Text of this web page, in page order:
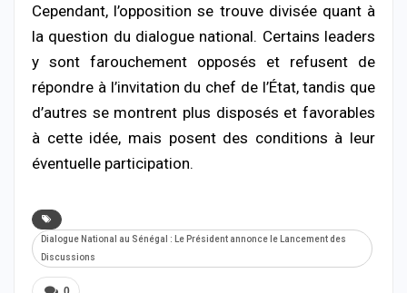
Cependant, l’opposition se trouve divisée quant à
la question du dialogue national. Certains leaders
y sont farouchement opposés et refusent de
répondre à l’invitation du chef de l’État, tandis que
d’autres se montrent plus disposés et favorables
à cette idée, mais posent des conditions à leur
éventuelle participation.
Dialogue National au Sénégal : Le Président annonce le Lancement des
Discussions